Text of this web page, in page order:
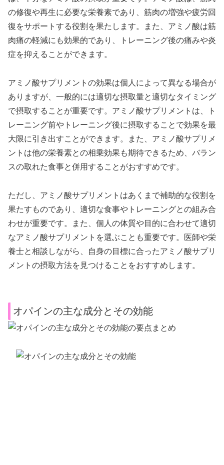
の修復や再生に必要な栄養素であり、筋肉の増強や疲労回
復をサポートする役割を果たします。また、アミノ酸は筋
肉痛の軽減にも効果的であり、トレーニング後の痛みや炎
症を抑えることができます。
アミノ酸サプリメントの効果は個人によって異なる場合が
ありますが、一般的には適切な摂取量と適切なタイミング
で摂取することが重要です。アミノ酸サプリメントは、ト
レーニング前やトレーニング後に摂取することで効果を最
大限に引き出すことができます。また、アミノ酸サプリメ
ントは他の栄養素との相乗効果も期待できるため、バラン
スの取れた食事と併用することがおすすめです。
ただし、アミノ酸サプリメントはあくまで補助的な役割を
果たすものであり、適切な食事やトレーニングとの組み合
わせが重要です。また、個人の体質や目的に合わせて適切
なアミノ酸サプリメントを選ぶことも重要です。医師や栄
養士と相談しながら、自身の目標に合ったアミノ酸サプリ
メントの摂取方法を見つけることをおすすめします。
オパインの主な成分とその効能